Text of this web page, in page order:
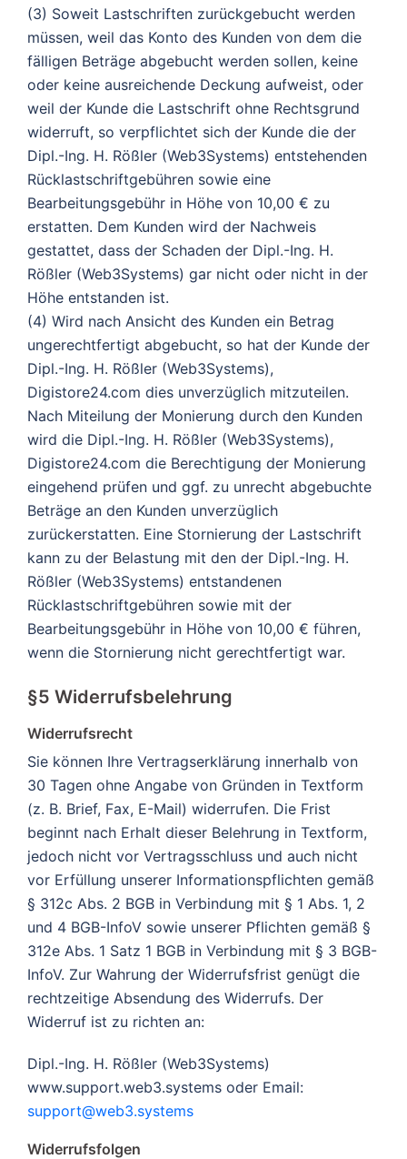
(3) Soweit Lastschriften zurückgebucht werden
müssen, weil das Konto des Kunden von dem die
fälligen Beträge abgebucht werden sollen, keine
oder keine ausreichende Deckung aufweist, oder
weil der Kunde die Lastschrift ohne Rechtsgrund
widerruft, so verpflichtet sich der Kunde die der
Dipl.-Ing. H. Rößler (Web3Systems) entstehenden
Rücklastschriftgebühren sowie eine
Bearbeitungsgebühr in Höhe von 10,00 € zu
erstatten. Dem Kunden wird der Nachweis
gestattet, dass der Schaden der Dipl.-Ing. H.
Rößler (Web3Systems) gar nicht oder nicht in der
Höhe entstanden ist.
(4) Wird nach Ansicht des Kunden ein Betrag
ungerechtfertigt abgebucht, so hat der Kunde der
Dipl.-Ing. H. Rößler (Web3Systems),
Digistore24.com dies unverzüglich mitzuteilen.
Nach Miteilung der Monierung durch den Kunden
wird die Dipl.-Ing. H. Rößler (Web3Systems),
Digistore24.com die Berechtigung der Monierung
eingehend prüfen und ggf. zu unrecht abgebuchte
Beträge an den Kunden unverzüglich
zurückerstatten. Eine Stornierung der Lastschrift
kann zu der Belastung mit den der Dipl.-Ing. H.
Rößler (Web3Systems) entstandenen
Rücklastschriftgebühren sowie mit der
Bearbeitungsgebühr in Höhe von 10,00 € führen,
wenn die Stornierung nicht gerechtfertigt war.
§5 Widerrufsbelehrung
Widerrufsrecht
Sie können Ihre Vertragserklärung innerhalb von
30 Tagen ohne Angabe von Gründen in Textform
(z. B. Brief, Fax, E-Mail) widerrufen. Die Frist
beginnt nach Erhalt dieser Belehrung in Textform,
jedoch nicht vor Vertragsschluss und auch nicht
vor Erfüllung unserer Informationspflichten gemäß
§ 312c Abs. 2 BGB in Verbindung mit § 1 Abs. 1, 2
und 4 BGB-InfoV sowie unserer Pflichten gemäß §
312e Abs. 1 Satz 1 BGB in Verbindung mit § 3 BGB-
InfoV. Zur Wahrung der Widerrufsfrist genügt die
rechtzeitige Absendung des Widerrufs. Der
Widerruf ist zu richten an:
Dipl.-Ing. H. Rößler (Web3Systems)
www.support.web3.systems oder Email:
support@web3.systems
Widerrufsfolgen